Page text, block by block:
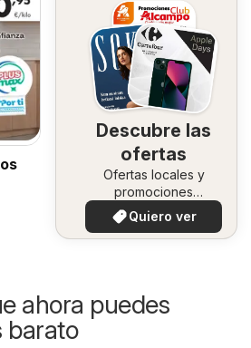
Descubre las
ofertas
Ofertas locales y
promociones
especiales.
Quiero ver
ahora puedes
barato